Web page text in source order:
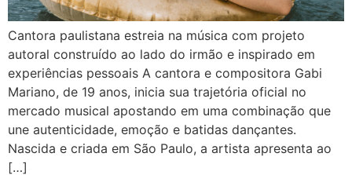
Cantora paulistana estreia na música com projeto
autoral construído ao lado do irmão e inspirado em
experiências pessoais A cantora e compositora Gabi
Mariano, de 19 anos, inicia sua trajetória oficial no
mercado musical apostando em uma combinação que
une autenticidade, emoção e batidas dançantes.
Nascida e criada em São Paulo, a artista apresenta ao
[…]